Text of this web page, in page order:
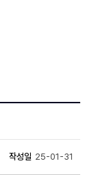
작성일 25-01-31